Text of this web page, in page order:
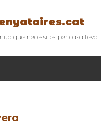
que necessites per casa teva !